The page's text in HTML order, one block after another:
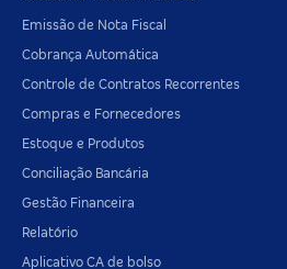
Emissão de Nota Fiscal
Cobrança Automática
Controle de Contratos Recorrentes
Compras e Fornecedores
Estoque e Produtos
Conciliação Bancária
Gestão Financeira
Relatório
Aplicativo CA de bolso